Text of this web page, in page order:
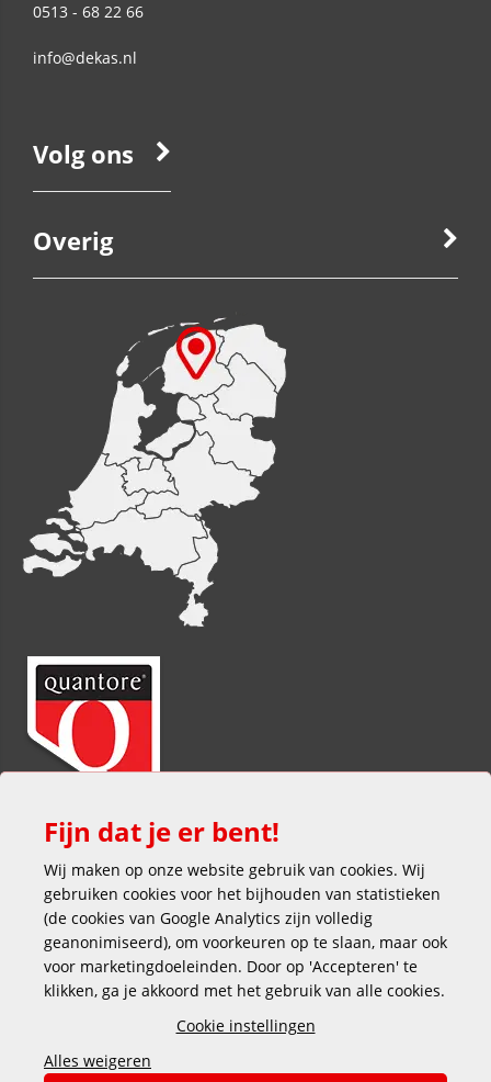
0513 - 68 22 66
info@dekas.nl
Volg ons
Overig
Veilig en gemakkelijk betalen
Fijn dat je er bent!
Wij maken op onze website gebruik van cookies. Wij
gebruiken cookies voor het bijhouden van statistieken
(de cookies van Google Analytics zijn volledig
geanonimiseerd), om voorkeuren op te slaan, maar ook
voor marketingdoeleinden. Door op 'Accepteren' te
klikken, ga je akkoord met het gebruik van alle cookies.
Cookie instellingen
Alles weigeren